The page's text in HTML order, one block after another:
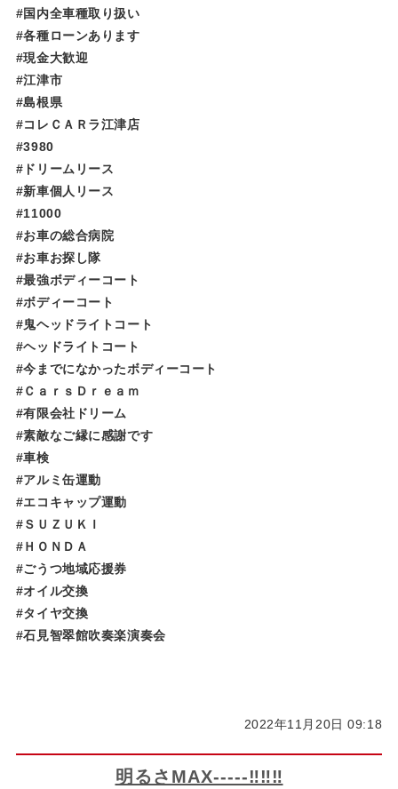
#国内全車種取り扱い
#各種ローンあります
#現金大歓迎
#江津市
#島根県
#コレＣＡＲラ江津店
#3980
#ドリームリース
#新車個人リース
#11000
#お車の総合病院
#お車お探し隊
#最強ボディーコート
#ボディーコート
#鬼ヘッドライトコート
#ヘッドライトコート
#今までになかったボディーコート
#ＣａｒｓＤｒｅａｍ
#有限会社ドリーム
#素敵なご縁に感謝です
#車検
#アルミ缶運動
#エコキャップ運動
#ＳＵＺＵＫＩ
#ＨＯＮＤＡ
#ごうつ地域応援券
#オイル交換
#タイヤ交換
#石見智翠館吹奏楽演奏会
2022年11月20日 09:18
明るさMAX-----‼‼‼